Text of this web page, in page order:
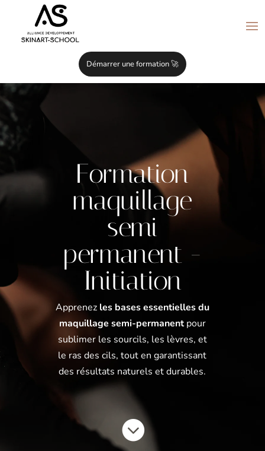
Démarrer une formation 🚀
Formation
maquillage
semi
permanent -
Initiation
Apprenezles bases essentielles du
maquillage semi-permanentpour
sublimer les sourcils, les lèvres, et
le ras des cils, tout en garantissant
des résultats naturels et durables.
